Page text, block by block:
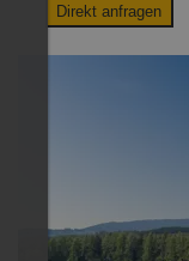
Direkt anfragen